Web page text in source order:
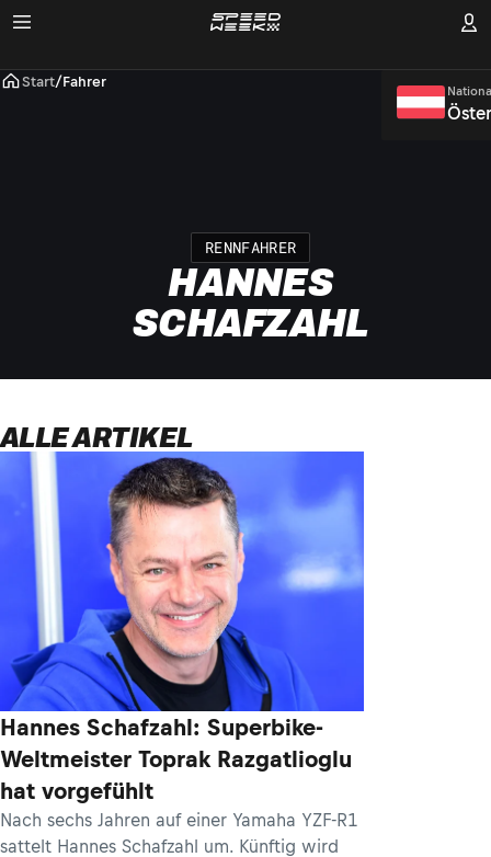
Start/Fahrer
RENNFAHRER
HANNES
SCHAFZAHL
ALLE ARTIKEL
Hannes Schafzahl: Superbike-
Weltmeister Toprak Razgatlioglu
hat vorgefühlt
Nach sechs Jahren auf einer Yamaha YZF-R1
sattelt Hannes Schafzahl um. Künftig wird